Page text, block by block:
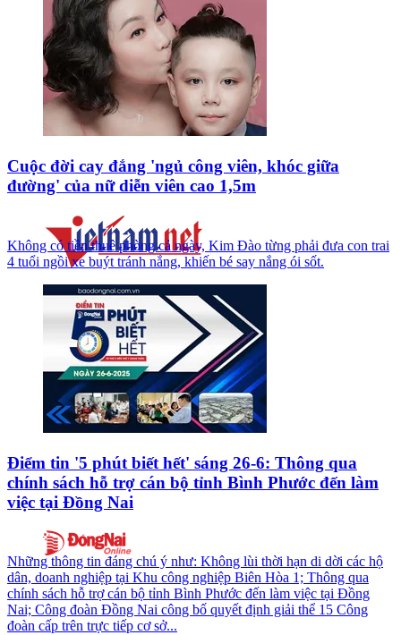
Cuộc đời cay đắng 'ngủ công viên, khóc giữa
đường' của nữ diễn viên cao 1,5m
Không có tiền thuê phòng cả ngày, Kim Đào từng phải đưa con trai
4 tuổi ngồi xe buýt tránh nắng, khiến bé say nắng ói sốt.
Điểm tin '5 phút biết hết' sáng 26-6: Thông qua
chính sách hỗ trợ cán bộ tỉnh Bình Phước đến làm
việc tại Đồng Nai
Những thông tin đáng chú ý như: Không lùi thời hạn di dời các hộ
dân, doanh nghiệp tại Khu công nghiệp Biên Hòa 1; Thông qua
chính sách hỗ trợ cán bộ tỉnh Bình Phước đến làm việc tại Đồng
Nai; Công đoàn Đồng Nai công bố quyết định giải thể 15 Công
đoàn cấp trên trực tiếp cơ sở...